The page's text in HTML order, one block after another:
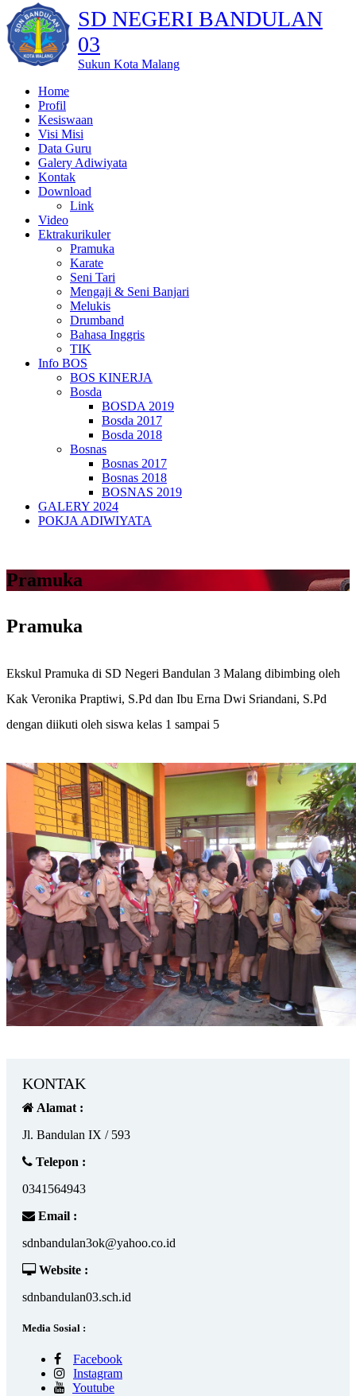
SD NEGERI BANDULAN
03
Sukun Kota Malang
Home
Profil
Kesiswaan
Visi Misi
Data Guru
Galery Adiwiyata
Kontak
Download
Link
Video
Ektrakurikuler
Pramuka
Karate
Seni Tari
Mengaji & Seni Banjari
Melukis
Drumband
Bahasa Inggris
TIK
Info BOS
BOS KINERJA
Bosda
BOSDA 2019
Bosda 2017
Bosda 2018
Bosnas
Bosnas 2017
Bosnas 2018
BOSNAS 2019
GALERY 2024
POKJA ADIWIYATA
Pramuka
Pramuka
Ekskul Pramuka di SD Negeri Bandulan 3 Malang dibimbing oleh
Kak Veronika Praptiwi, S.Pd dan Ibu Erna Dwi Sriandani, S.Pd
dengan diikuti oleh siswa kelas 1 sampai 5
KONTAK
Alamat :
Jl. Bandulan IX / 593
Telepon :
0341564943
Email :
sdnbandulan3ok@yahoo.co.id
Website :
sdnbandulan03.sch.id
Media Sosial :
Facebook
Instagram
Youtube